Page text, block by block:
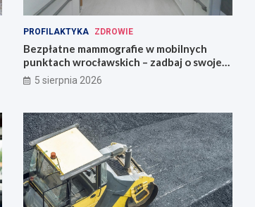
PROFILAKTYKA ZDROWIE
Bezpłatne mammografie w mobilnych
punktach wrocławskich – zadbaj o swoje
zdrowie!
5 sierpnia 2026